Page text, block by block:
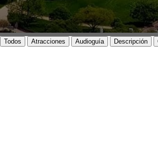
Todos Atracciones Audioguía Descripción